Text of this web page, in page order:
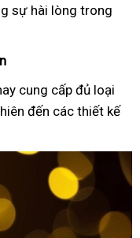
sự hài lòng trong
cung cấp đủ loại
đến các thiết kế